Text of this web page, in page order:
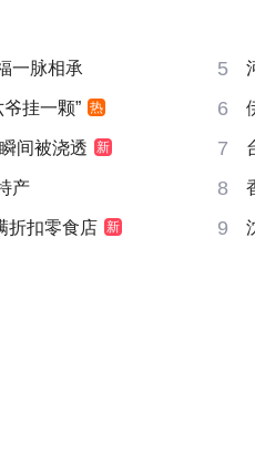
一脉相承 5
挂一颗” 热 6
间被浇透 新 7
产 8
折扣零食店 新 9